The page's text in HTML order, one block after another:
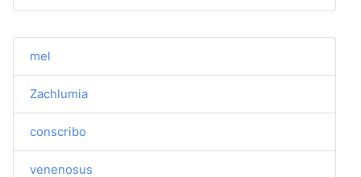
mel
Zachlumia
conscribo
venenosus